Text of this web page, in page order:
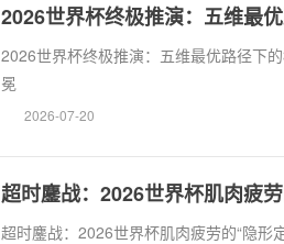
2026世界杯终极推演：五维最
2026世界杯终极推演：五维最优路径下
冕
2026-07-20
超时鏖战：2026世界杯肌肉疲
超时鏖战：2026世界杯肌肉疲劳的“隐形